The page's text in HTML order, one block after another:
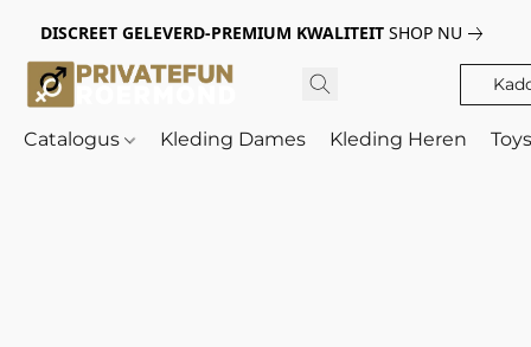
DISCREET GELEVERD-PREMIUM KWALITEIT SHOP NU
Catalogus Kleding Dames Kleding Heren